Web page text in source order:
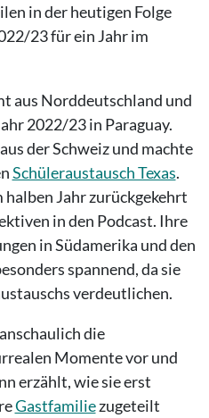
in der heutigen Folge
23 für ein Jahr im
aus Norddeutschland und
2022/23 in Paraguay.
der Schweiz und machte
Schüleraustausch Texas.
Jahr zurückgekehrt
in den Podcast. Ihre
in Südamerika und den
spannend, da sie
verdeutlichen.
die
Momente vor und
erzählt, wie sie erst
Gastfamiliezugeteilt